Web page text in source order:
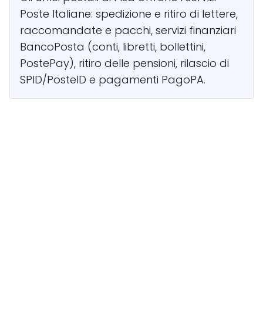
Poste Italiane: spedizione e ritiro di lettere,
raccomandate e pacchi, servizi finanziari
BancoPosta (conti, libretti, bollettini,
PostePay), ritiro delle pensioni, rilascio di
SPID/PosteID e pagamenti PagoPA.